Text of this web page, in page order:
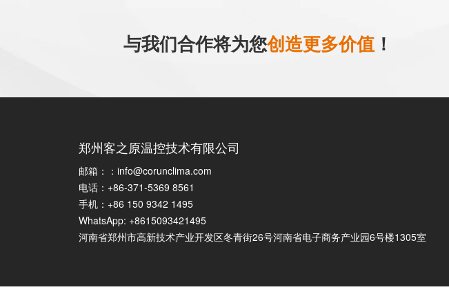
与我们合作将为您创造更多价值 ！
郑州客之原温控技术有限公司
邮箱：：info@corunclima.com
电话：+86-371-5369 8561
手机：+86 150 9342 1495
WhatsApp: +8615093421495
河南省郑州市高新技术产业开发区冬青街26号河南省电子商务产业园6号楼1305室